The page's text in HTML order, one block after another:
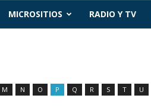
MICROSITIOS RADIO Y TV
M N O P Q R S T U